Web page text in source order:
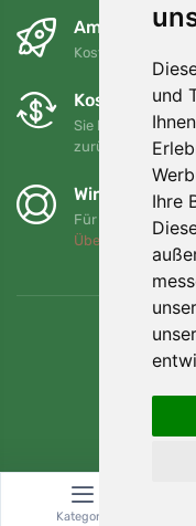
und
Ihre
Am nächsten
Kostenloser
Kostenloser
Sie können Ihre
zurückgeben
Wir
Für jede
Über uns
Kategorie